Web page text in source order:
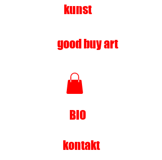
kunst
good buy art
BIO
kontakt